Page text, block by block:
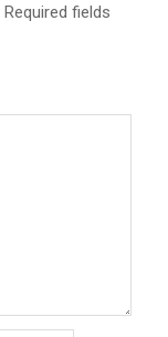
Required fields